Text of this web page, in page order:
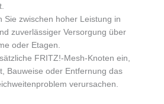
Sie zwischen hoher Leistung in
zuverlässiger Versorgung über
oder Etagen.
FRITZ!-Mesh-Knoten ein,
Bauweise oder Entfernung das
verursachen.